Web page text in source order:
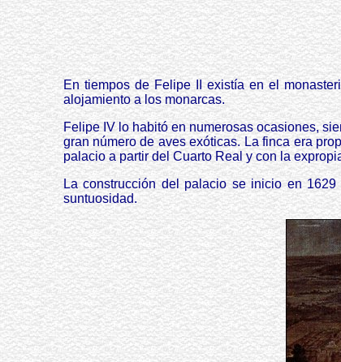
En tiempos de Felipe II existía en el
alojamiento a los monarcas.
Felipe IV lo habitó en numerosas ocasiones,
gran número de aves exóticas. La finca era
palacio a partir del Cuarto Real y con la
La construcción del palacio se inicio en
suntuosidad.